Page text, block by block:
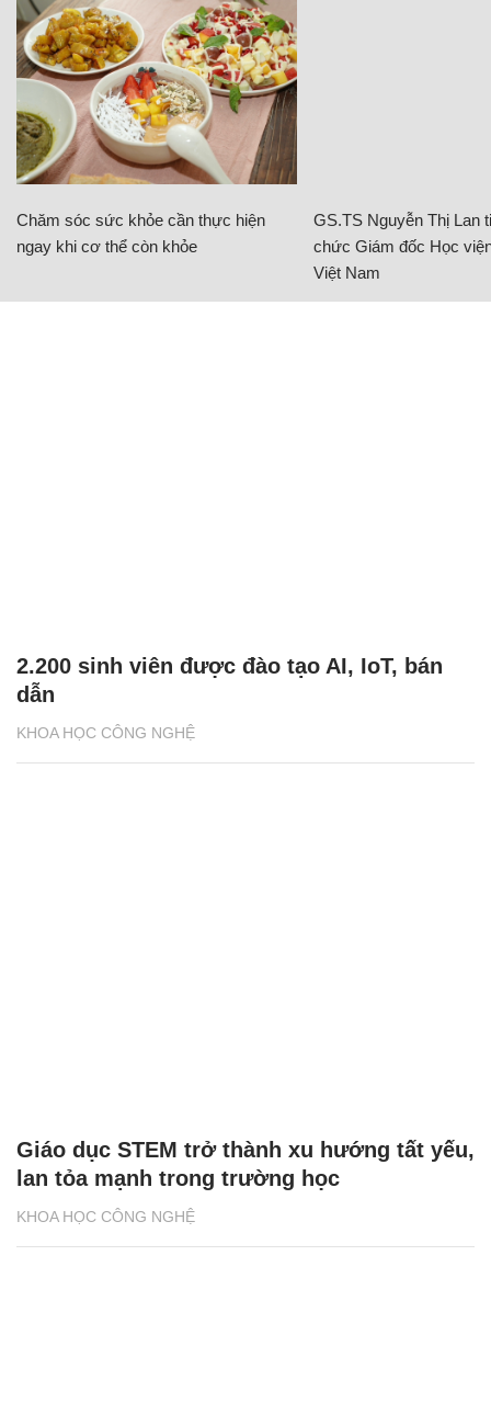
Chăm sóc sức khỏe cần thực hiện
ngay khi cơ thể còn khỏe
GS.TS Nguyễn Thị Lan
chức Giám đốc Học
Việt Nam
KHOA HỌC CÔNG NGHỆ
2.200 sinh viên được đào tạo AI, IoT, bán
dẫn
KHOA HỌC CÔNG NGHỆ
Giáo dục STEM trở thành xu hướng tất yếu,
lan tỏa mạnh trong trường học